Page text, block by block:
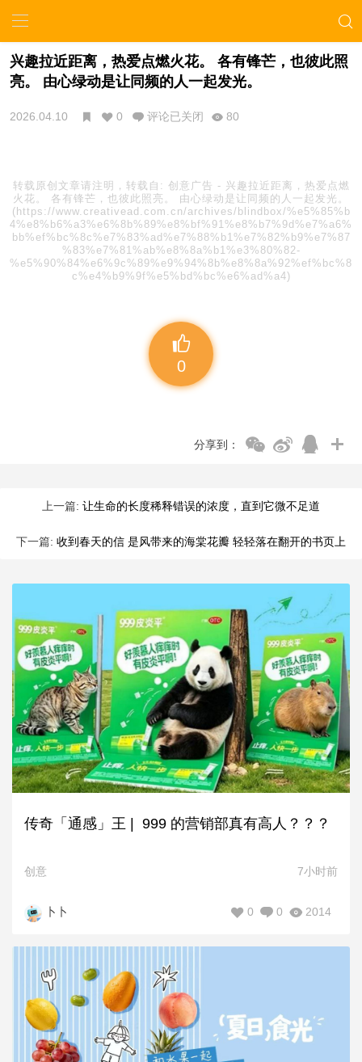
兴趣拉近距离，热爱点燃火花。 各有锋芒，也彼此照
亮。 由心绿动是让同频的人一起发光。
2026.04.10 0 评论已关闭 80
转载原创文章请注明，转载自: 创意广告 - 兴趣拉近距离，热爱点燃
火花。 各有锋芒，也彼此照亮。 由心绿动是让同频的人一起发光。
(https://www.creativead.com.cn/archives/blindbox/%e5%85%b
4%e8%b6%a3%e6%8b%89%e8%bf%91%e8%b7%9d%e7%a6%
bb%ef%bc%8c%e7%83%ad%e7%88%b1%e7%82%b9%e7%87
%83%e7%81%ab%e8%8a%b1%e3%80%82-
%e5%90%84%e6%9c%89%e9%94%8b%e8%8a%92%ef%bc%8
c%e4%b9%9f%e5%bd%bc%e6%ad%a4)
0
分享到：
上一篇: 让生命的长度稀释错误的浓度，直到它微不足道
下一篇: 收到春天的信 是风带来的海棠花瓣 轻轻落在翻开的书页上
传奇「通感」王 | 999 的营销部真有高人？？？
创意 7小时前
卜卜 2014
0
0